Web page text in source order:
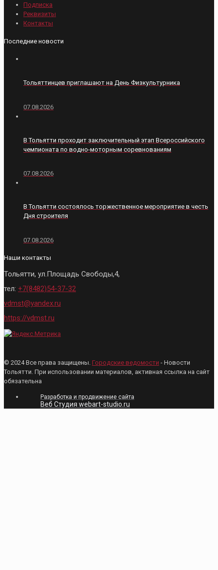
Подписка
Реквизиты
Контакты
Последние новости
Тольяттинцев приглашают на День Физкультурника
07.08.2026
В Тольятти проходит заключительный этап Всероссийского
чемпионата по водно-моторным соревнованиям
07.08.2026
В Тольятти состоялось торжественное мероприятие в честь
Дня строителя
07.08.2026
Наши контакты
Тольятти, ул.Площадь Свободы,4,
тел: +7(8482)54-37-32
vdmst@yandex.ru
https://vdmst.ru
© 2024 Все права защищены. Городские ведомости - Новости
Тольятти. При использовании материалов, активная ссылка на сайт
обязательна
Разработка и продвижение сайта
Веб Студия webart-studio.ru